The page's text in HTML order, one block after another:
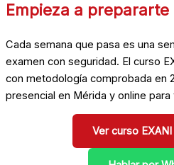
Empieza a prepararte
Cada semana que pasa es una
examen con seguridad. El curso
con metodología comprobada en
presencial en Mérida y online
Ver curso